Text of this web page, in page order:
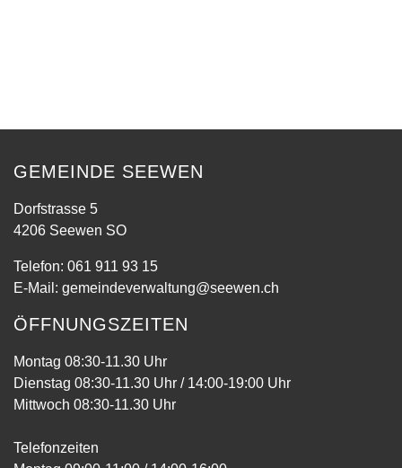
GEMEINDE SEEWEN
Dorfstrasse 5
4206 Seewen SO
Telefon: 061 911 93 15
E-Mail: gemeindeverwaltung@seewen.ch
ÖFFNUNGSZEITEN
Montag 08:30-11.30 Uhr
Dienstag 08:30-11.30 Uhr / 14:00-19:00 Uhr
Mittwoch 08:30-11.30 Uhr
Telefonzeiten